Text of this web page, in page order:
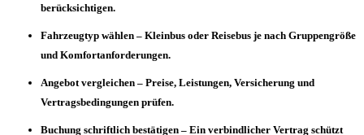
berücksichtigen.
Fahrzeugtyp wählen – Kleinbus oder Reisebus je nach Gruppengröße
und Komfortanforderungen.
Angebot vergleichen – Preise, Leistungen, Versicherung und
Vertragsbedingungen prüfen.
Buchung schriftlich bestätigen – Ein verbindlicher Vertrag schützt